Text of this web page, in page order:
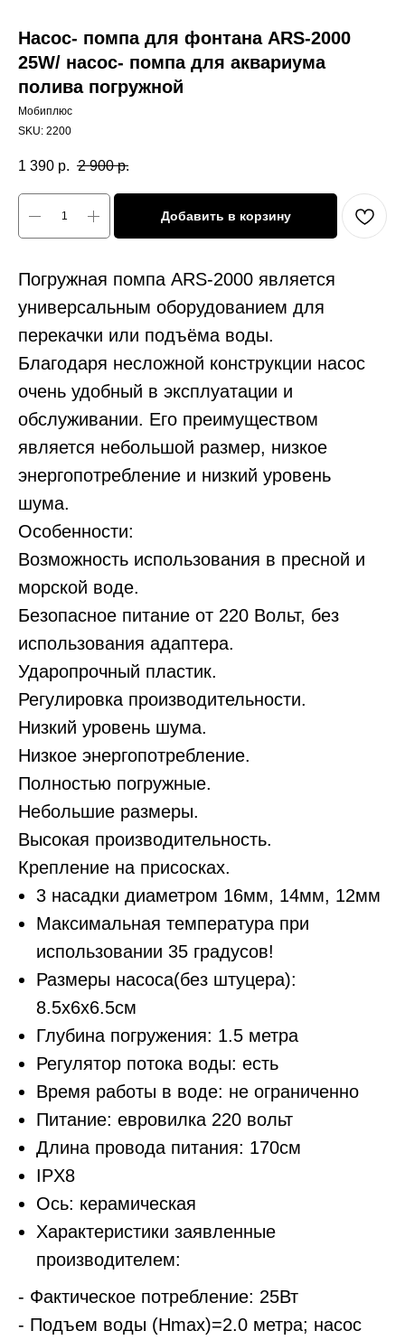
Насос- помпа для фонтана ARS-2000
25W/ насос- помпа для аквариума
полива погружной
Мобиплюс
SKU: 2200
1 390 р. 2 900 р.
Добавить в корзину
Погружная помпа ARS-2000 является
универсальным оборудованием для
перекачки или подъёма воды.
Благодаря несложной конструкции насос
очень удобный в эксплуатации и
обслуживании. Его преимуществом
является небольшой размер, низкое
энергопотребление и низкий уровень
шума.
Особенности:
Возможность использования в пресной и
морской воде.
Безопасное питание от 220 Вольт, без
использования адаптера.
Ударопрочный пластик.
Регулировка производительности.
Низкий уровень шума.
Низкое энергопотребление.
Полностью погружные.
Небольшие размеры.
Высокая производительность.
Крепление на присосках.
3 насадки диаметром 16мм, 14мм, 12мм
Максимальная температура при
использовании 35 градусов!
Размеры насоса(без штуцера):
8.5х6х6.5см
Глубина погружения: 1.5 метра
Регулятор потока воды: есть
Время работы в воде: не ограниченно
Питание: евровилка 220 вольт
Длина провода питания: 170см
IPX8
Ось: керамическая
Характеристики заявленные
производителем:
- Фактическое потребление: 25Вт
- Подъем воды (Hmax)=2.0 метра; насос